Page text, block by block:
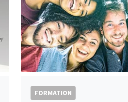
FORMATION